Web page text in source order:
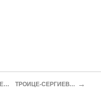
УСЫПАЛЬНИЦА ДАТСКИХ КОРОЛЕЙ В РОСКИЛЛЕ ТРОИЦЕ-СЕРГИЕВА ЛАВРА →